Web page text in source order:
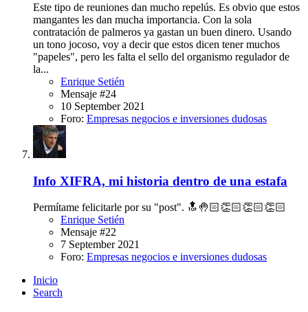
Este tipo de reuniones dan mucho repelús. Es obvio que estos
mangantes les dan mucha importancia. Con la sola
contratación de palmeros ya gastan un buen dinero. Usando
un tono jocoso, voy a decir que estos dicen tener muchos
"papeles", pero les falta el sello del organismo regulador de
la...
Enrique Setién
Mensaje #24
10 September 2021
Foro: Empresas negocios e inversiones dudosas
Info XIFRA, mi historia dentro de una estafa
Permítame felicitarle por su "post". 🔝🤚🏻👏🏻👏🏻👏🏻
Enrique Setién
Mensaje #22
7 September 2021
Foro: Empresas negocios e inversiones dudosas
Inicio
Search